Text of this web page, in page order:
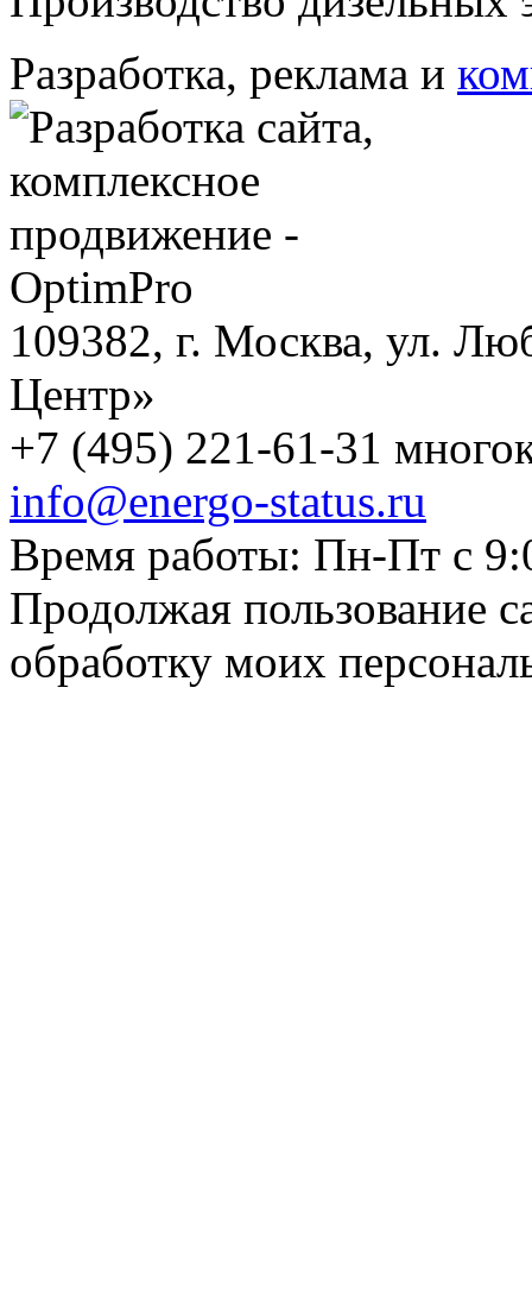
Разработка, реклама и
109382, г. Москва, ул.
Центр»
+7 (495) 221-61-31
info@energo-status.ru
Время работы: Пн-Пт с
Продолжая пользование
обработку моих